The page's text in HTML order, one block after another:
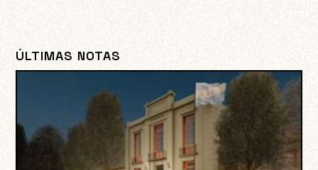
ÚLTIMAS NOTAS